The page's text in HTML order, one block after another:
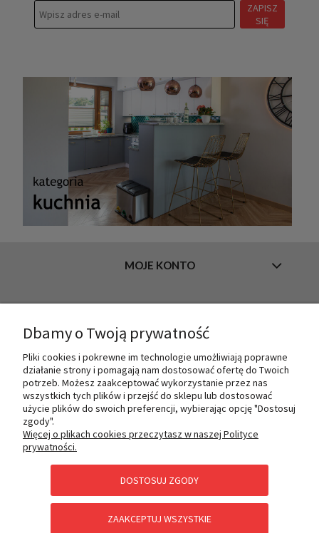
ZAPISZ
SIĘ
MOJE KONTO
O NAS
PŁATNOŚCI I DOSTAWA
POMOC
Dbamy o Twoją prywatność
Pliki cookies i pokrewne im technologie umożliwiają poprawne
działanie strony i pomagają nam dostosować ofertę do Twoich
potrzeb. Możesz zaakceptować wykorzystanie przez nas
wszystkich tych plików i przejść do sklepu lub dostosować
użycie plików do swoich preferencji, wybierając opcję "Dostosuj
zgody".
Więcej o plikach cookies przeczytasz w naszej Polityce
prywatności.
DOSTOSUJ ZGODY
ZAAKCEPTUJ WSZYSTKIE